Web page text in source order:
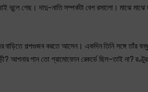
ভুলে গেছ। দাদু-নাতি সম্পর্কটা বেশ রসালো। মাঝে
বাড়িতে গল্পগুজব করতে আসেন। একদিন তিনি সঙ্গে
আপনার গান তো গ্রামোফোন রেকর্ডে ছিল–তাই না?